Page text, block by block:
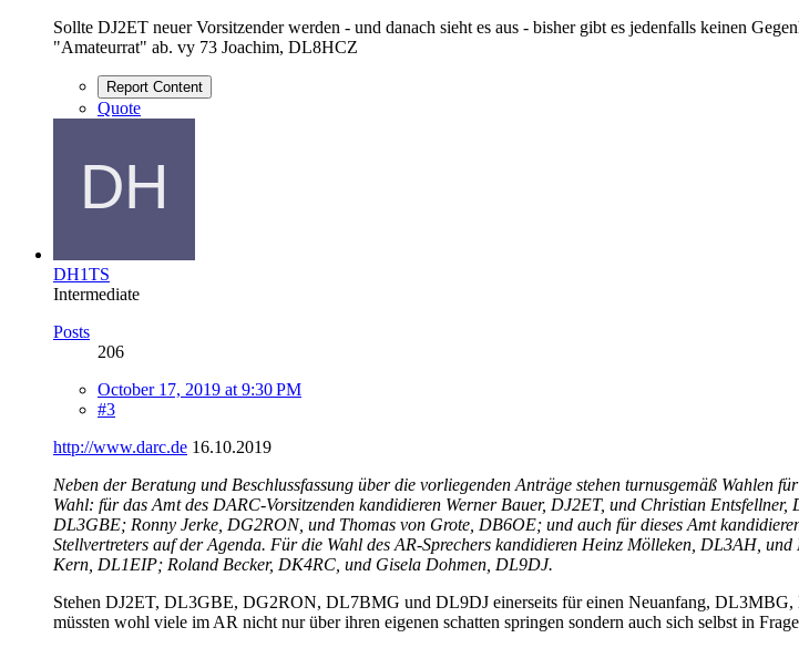
Sollte DJ2ET neuer Vorsitzender werden - und danach sieht es aus - bisher gibt es jedenfalls keinen
"Amateurrat" ab. vy 73 Joachim, DL8HCZ
Report Content
Quote
DH1TS
Intermediate
Posts
206
October 17, 2019 at 9:30 PM
#3
http://www.darc.de 16.10.2019
Neben der Beratung und Beschlussfassung über die vorliegenden Anträge stehen turnusgemäß
Wahl: für das Amt des DARC-Vorsitzenden kandidieren Werner Bauer, DJ2ET, und Christian
DL3GBE; Ronny Jerke, DG2RON, und Thomas von Grote, DB6OE; und auch für dieses Amt
Stellvertreters auf der Agenda. Für die Wahl des AR-Sprechers kandidieren Heinz Mölleken, DL3AH,
Kern, DL1EIP; Roland Becker, DK4RC, und Gisela Dohmen, DL9DJ.
Stehen DJ2ET, DL3GBE, DG2RON, DL7BMG und DL9DJ einerseits für einen Neuanfang,
müssten wohl viele im AR nicht nur über ihren eigenen schatten springen sondern auch sich selbst in